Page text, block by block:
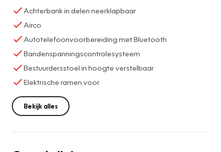
Achterbank in delen neerklapbaar
Airco
Autotelefoonvoorbereiding met Bluetooth
Bandenspanningscontrolesysteem
Bestuurdersstoel in hoogte verstelbaar
Elektrische ramen voor
Bekijk alles